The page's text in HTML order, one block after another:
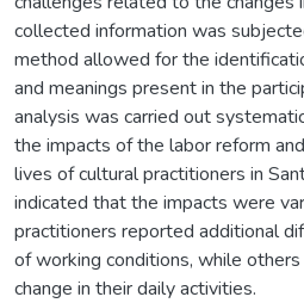
collected information was
method allowed for the
and meanings present in the
analysis was carried out
the impacts of the labor reform
lives of cultural practitioners in
indicated that the impacts were
practitioners reported additional
of working conditions, while
change in their daily activities.